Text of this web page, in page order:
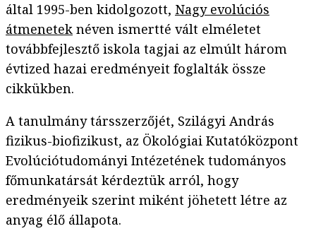
által 1995-ben kidolgozott, Nagy evolúciós
átmenetek néven ismertté vált elméletet
továbbfejlesztő iskola tagjai az elmúlt három
évtized hazai eredményeit foglalták össze
cikkükben.
A tanulmány társszerzőjét, Szilágyi András
fizikus-biofizikust, az Ökológiai Kutatóközpont
Evolúciótudományi Intézetének tudományos
főmunkatársát kérdeztük arról, hogy
eredményeik szerint miként jöhetett létre az
anyag élő állapota.